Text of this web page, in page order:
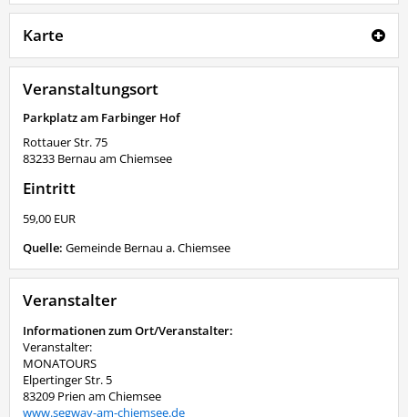
Karte
Veranstaltungsort
Parkplatz am Farbinger Hof
Rottauer Str. 75
83233 Bernau am Chiemsee
Eintritt
59,00 EUR
Quelle: Gemeinde Bernau a. Chiemsee
Veranstalter
Informationen zum Ort/Veranstalter:
Veranstalter:
MONATOURS
Elpertinger Str. 5
83209 Prien am Chiemsee
www.segway-am-chiemsee.de